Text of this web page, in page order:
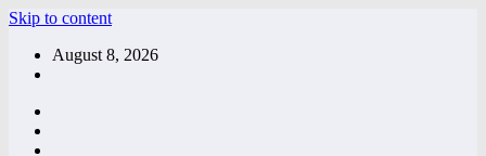
Skip to content
August 8, 2026